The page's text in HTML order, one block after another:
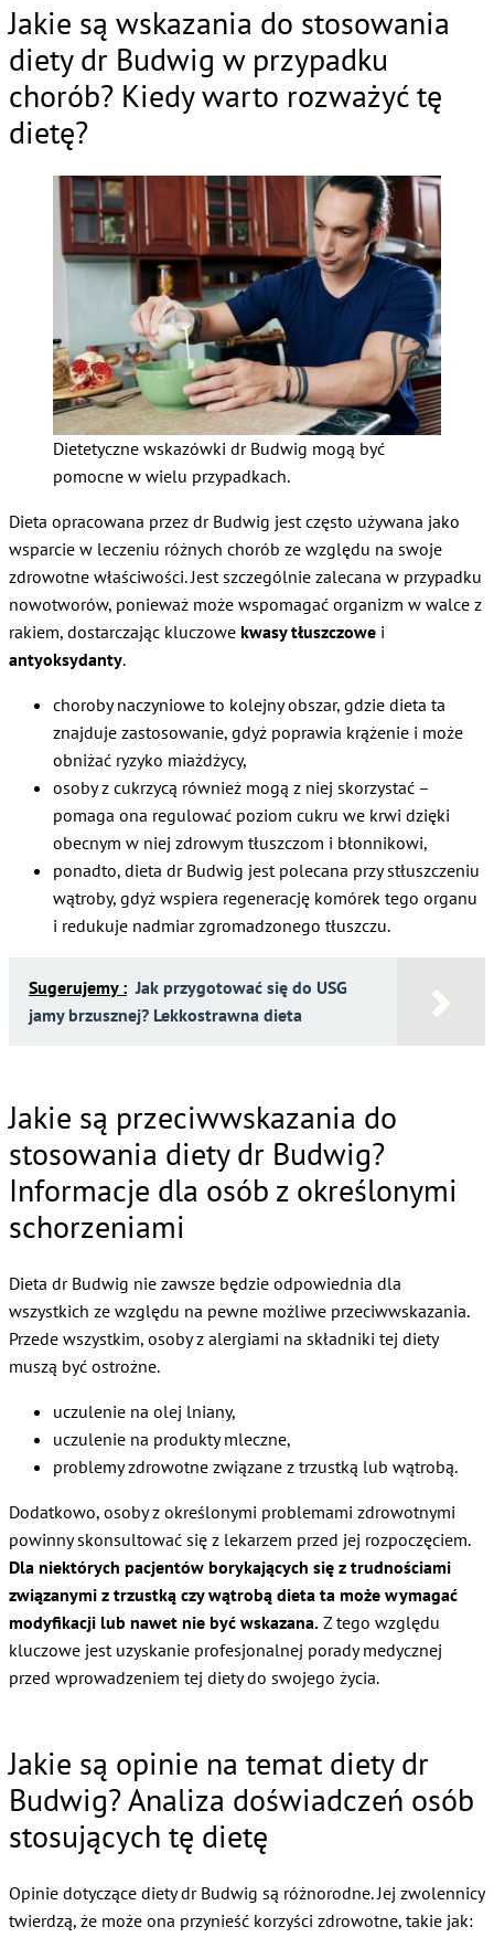
Jakie są wskazania do stosowania
diety dr Budwig w przypadku
chorób? Kiedy warto rozważyć tę
dietę?
Dietetyczne wskazówki dr Budwig mogą być
pomocne w wielu przypadkach.
Dieta opracowana przez dr Budwig jest często używana jako
wsparcie w leczeniu różnych chorób ze względu na swoje
zdrowotne właściwości. Jest szczególnie zalecana w przypadku
nowotworów, ponieważ może wspomagać organizm w walce z
rakiem, dostarczając kluczowe kwasy tłuszczowe i
antyoksydanty.
choroby naczyniowe to kolejny obszar, gdzie dieta ta
znajduje zastosowanie, gdyż poprawia krążenie i może
obniżać ryzyko miażdżycy,
osoby z cukrzycą również mogą z niej skorzystać –
pomaga ona regulować poziom cukru we krwi dzięki
obecnym w niej zdrowym tłuszczom i błonnikowi,
ponadto, dieta dr Budwig jest polecana przy stłuszczeniu
wątroby, gdyż wspiera regenerację komórek tego organu
i redukuje nadmiar zgromadzonego tłuszczu.
Sugerujemy : Jak przygotować się do USG
jamy brzusznej? Lekkostrawna dieta
Jakie są przeciwwskazania do
stosowania diety dr Budwig?
Informacje dla osób z określonymi
schorzeniami
Dieta dr Budwig nie zawsze będzie odpowiednia dla
wszystkich ze względu na pewne możliwe przeciwwskazania.
Przede wszystkim, osoby z alergiami na składniki tej diety
muszą być ostrożne.
uczulenie na olej lniany,
uczulenie na produkty mleczne,
problemy zdrowotne związane z trzustką lub wątrobą.
Dodatkowo, osoby z określonymi problemami zdrowotnymi
powinny skonsultować się z lekarzem przed jej rozpoczęciem.
Dla niektórych pacjentów borykających się z trudnościami
związanymi z trzustką czy wątrobą dieta ta może wymagać
modyfikacji lub nawet nie być wskazana. Z tego względu
kluczowe jest uzyskanie profesjonalnej porady medycznej
przed wprowadzeniem tej diety do swojego życia.
Jakie są opinie na temat diety dr
Budwig? Analiza doświadczeń osób
stosujących tę dietę
Opinie dotyczące diety dr Budwig są różnorodne. Jej zwolennicy
twierdzą, że może ona przynieść korzyści zdrowotne, takie jak: